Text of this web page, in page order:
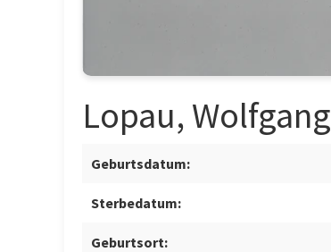
Lopau, Wolfgang
Geburtsdatum:
Sterbedatum:
Geburtsort: